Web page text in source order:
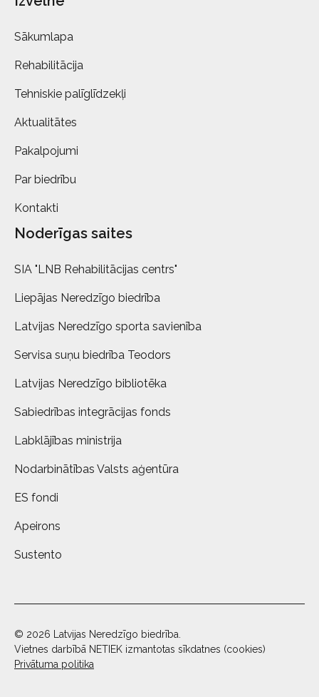
Sākumlapa
Rehabilitācija
Tehniskie palīglīdzekļi
Aktualitātes
Pakalpojumi
Par biedrību
Kontakti
Noderīgas saites
SIA "LNB Rehabilitācijas centrs"
Liepājas Neredzīgo biedrība
Latvijas Neredzīgo sporta savienība
Servisa suņu biedrība Teodors
Latvijas Neredzīgo bibliotēka
Sabiedrības integrācijas fonds
Labklājības ministrija
Nodarbinātības Valsts aģentūra
ES fondi
Apeirons
Sustento
© 2026 Latvijas Neredzīgo biedrība.
Vietnes darbībā NETIEK izmantotas sīkdatnes (cookies)
Privātuma politika